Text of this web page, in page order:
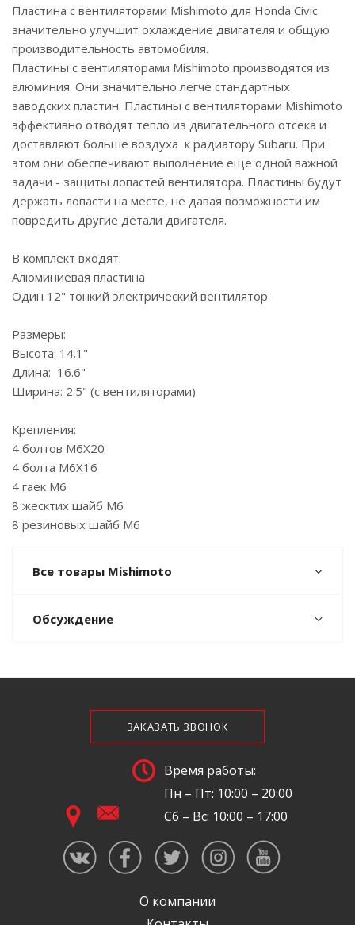
Пластина с вентиляторами Mishimoto для Honda Civic
значительно улучшит охлаждение двигателя и общую
производительность автомобиля.
Пластины с вентиляторами Mishimoto производятся из
алюминия. Они значительно легче стандартных
заводских пластин. Пластины с вентиляторами Mishimoto
эффективно отводят тепло из двигательного отсека и
доставляют больше воздуха к радиатору Subaru. При
этом они обеспечивают выполнение еще одной важной
задачи - защиты лопастей вентилятора. Пластины будут
держать лопасти на месте, не давая возможности им
повредить другие детали двигателя.
В комплект входят:
Алюминиевая пластина
Один 12" тонкий электрический вентилятор
Размеры:
Высота: 14.1"
Длина: 16.6"
Ширина: 2.5" (с вентиляторами)
Крепления:
4 болтов M6X20
4 болта M6X16
4 гаек M6
8 жесктих шайб M6
8 резиновых шайб M6
Все товары Mishimoto
Обсуждение
ЗАКАЗАТЬ ЗВОНОК
Время работы:
Пн – Пт: 10:00 – 20:00
Сб – Вс: 10:00 – 17:00
О компании